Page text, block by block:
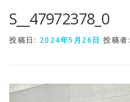
S__47972378_0
投稿日: 2024年5月26日 投稿者: